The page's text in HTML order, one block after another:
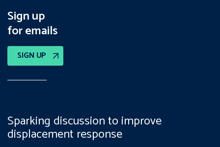
Sign up
for emails
SIGN UP
Sparking discussion to improve
displacement response